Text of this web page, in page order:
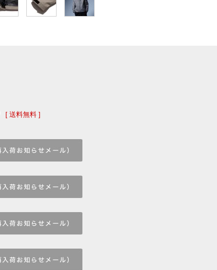
[ 送料無料 ]